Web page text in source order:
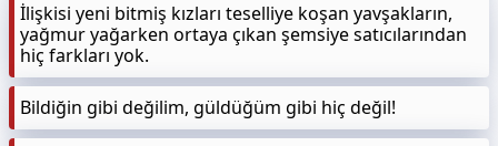
İlişkisi yeni bitmiş kızları teselliye koşan yavşakların,
yağmur yağarken ortaya çıkan şemsiye satıcılarından
hiç farkları yok.
Bildiğin gibi değilim, güldüğüm gibi hiç değil!